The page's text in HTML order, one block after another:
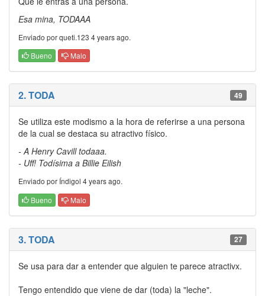
Esa mina, TODAAA
Enviado por queti.123 4 years ago.
Bueno
Malo
2. TODA 49
Se utiliza este modismo a la hora de referirse a una persona
de la cual se destaca su atractivo físico.
- A Henry Cavill todaaa.
- Uff! Todísima a Billie Eilish
Enviado por Índigol 4 years ago.
Bueno
Malo
3. TODA 27
Se usa para dar a entender que alguien te parece atractivx.
Tengo entendido que viene de dar (toda) la "leche".